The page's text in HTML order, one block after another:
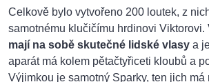
Celkově bylo vytvořeno 200 loutek, z
samotnému klučičímu hrdinovi Viktorovi.
mají na sobě skutečné lidské vlasy a
aparát má kolem pětačtyřiceti kloubů a
Výjimkou je samotný Sparky, ten jich má